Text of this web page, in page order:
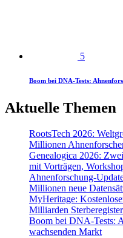
5
Boom bei DNA-Tests:
Aktuelle Themen
RootsTech 2026:
Millionen
Genealogica 2026:
mit Vorträgen,
Ahnenforschung-
Millionen neue
MyHeritage:
Milliarden
Boom bei DNA-Tests:
wachsenden Markt